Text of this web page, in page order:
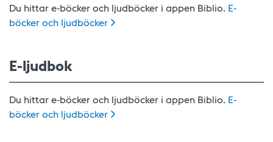
Du hittar e-böcker och ljudböcker i appen Biblio. E-
böcker och ljudböcker
E-ljudbok
Du hittar e-böcker och ljudböcker i appen Biblio. E-
böcker och ljudböcker